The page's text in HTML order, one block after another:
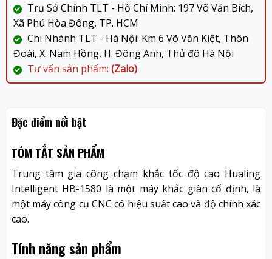
Trụ Sở Chính TLT - Hồ Chí Minh: 197 Võ Văn Bích,
Xã Phú Hòa Đông, TP. HCM
Chi Nhánh TLT - Hà Nội: Km 6 Võ Văn Kiệt, Thôn
Đoài, X. Nam Hồng, H. Đông Anh, Thủ đô Hà Nội
Tư vấn sản phẩm: (Zalo)
Đặc điểm nổi bật
TÓM TẮT SẢN PHẨM
Trung tâm gia công chạm khắc tốc độ cao Hualing
Intelligent HB-1580 là một máy khắc giàn cố định, là
một máy công cụ CNC có hiệu suất cao và độ chính xác
cao.
Tính năng sản phẩm